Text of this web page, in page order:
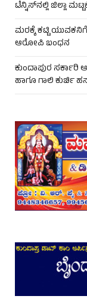
ಟೆನ್ನಿಸ್‌ನಲ್ಲಿ ಜಿಲ್ಲಾ
ಮರಕ್ಕೆ ಕಟ್ಟಿ
ಆರೋಪಿ ಬಂಧನ
ಕುಂದಾಪುರ ಸರ್ಕಾರಿ
ಹಾಗೂ ಗಾಲಿ ಕುರ್ಚಿ